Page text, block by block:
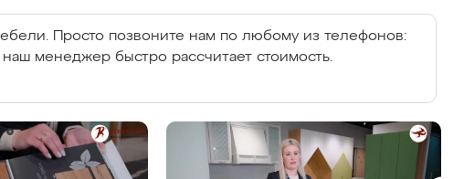
Просто позвоните нам по любому из телефонов:
наш менеджер быстро рассчитает стоимость.